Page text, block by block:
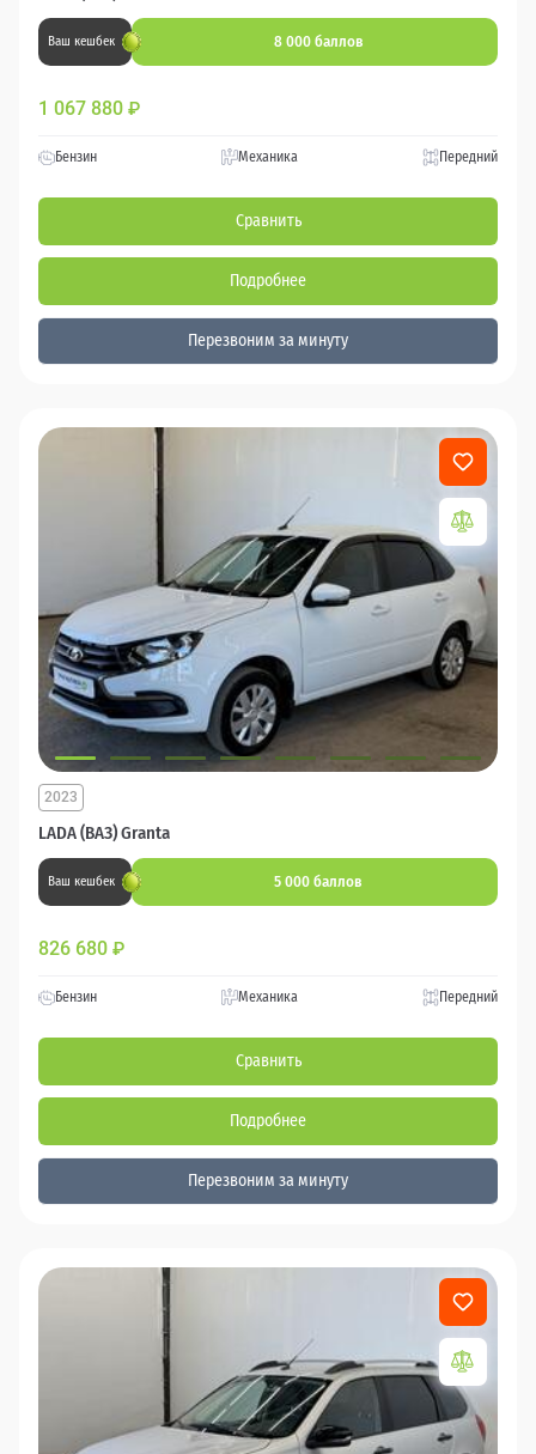
Ваш кешбек 8 000 баллов
1 067 880 ₽
Бензин Механика Передний
Сравнить
Подробнее
Перезвоним за минуту
LADA (ВАЗ) Granta
2023
Ваш кешбек 5 000 баллов
826 680 ₽
Бензин Механика Передний
Сравнить
Подробнее
Перезвоним за минуту